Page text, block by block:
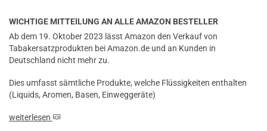
WICHTIGE MITTEILUNG AN ALLE AMAZON BESTELLER
Ab dem 19. Oktober 2023 lässt Amazon den Verkauf von
Tabakersatzprodukten bei Amazon.de und an Kunden in
Deutschland nicht mehr zu.
Dies umfasst sämtliche Produkte, welche Flüssigkeiten enthalten
(Liquids, Aromen, Basen, Einweggeräte)
weiterlesen